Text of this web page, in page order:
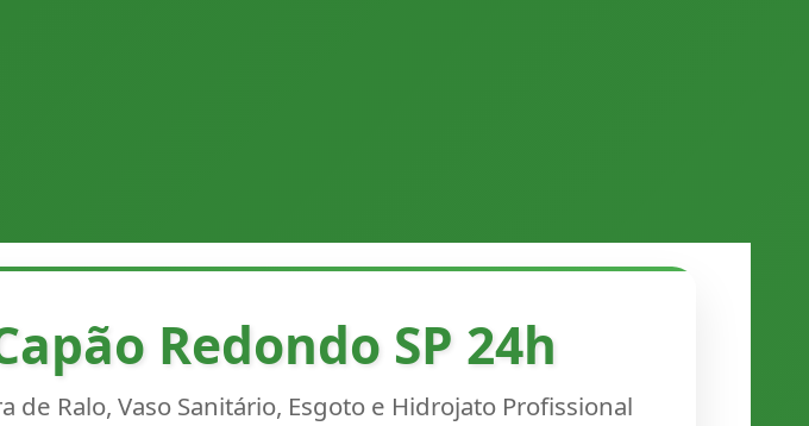
Redondo SP 24h
Ralo, Vaso Sanitário, Esgoto e Hidrojato Profissional